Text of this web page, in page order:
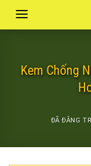
Kem Chống
ĐÃ ĐĂNG